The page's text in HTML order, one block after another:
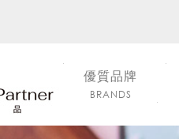
優質品牌
BRANDS